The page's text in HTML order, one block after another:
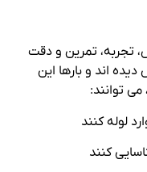
تجربه، تمرین و دقت
اند و بارها این
می‌ توانند: